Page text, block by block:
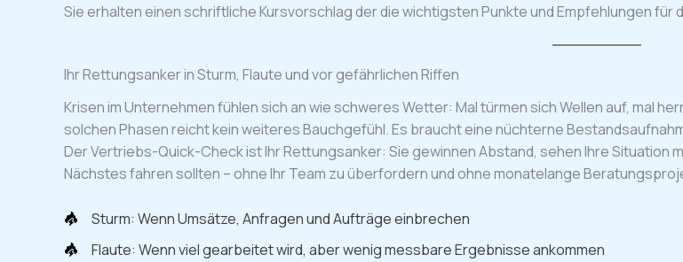
Sie erhalten einen schriftliche Kursvorschlag der die wichtigsten Punkte und Empfehlungen für
Ihr Rettungsanker in Sturm, Flaute und vor gefährlichen Riffen
Krisen im Unternehmen fühlen sich an wie schweres Wetter: Mal türmen sich Wellen auf, mal
solchen Phasen reicht kein weiteres Bauchgefühl. Es braucht eine nüchterne
Der Vertriebs-Quick-Check ist Ihr Rettungsanker: Sie gewinnen Abstand, sehen Ihre Situation
Nächstes fahren sollten – ohne Ihr Team zu überfordern und ohne monatelange
Sturm: Wenn Umsätze, Anfragen und Aufträge einbrechen
Flaute: Wenn viel gearbeitet wird, aber wenig messbare Ergebnisse ankommen